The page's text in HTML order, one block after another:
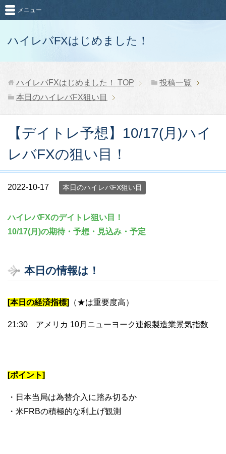
ハイレバFXはじめました！
メニュー
ハイレバFXはじめました！ TOP
投稿一覧
本日のハイレバFX狙い目
【デイトレ予想】10/17(月)ハイ
レバFXの狙い目！
2022-10-17 本日のハイレバFX狙い目
ハイレバFXのデイトレ狙い目！
10/17(月)の期待・予想・見込み・予定
本日の情報は！
[本日の経済指標] （★は重要度高）
21:30 アメリカ 10月ニューヨーク連銀製造業景気指数
[ポイント]
・日本当局は為替介入に踏み切るか
・米FRBの積極的な利上げ観測